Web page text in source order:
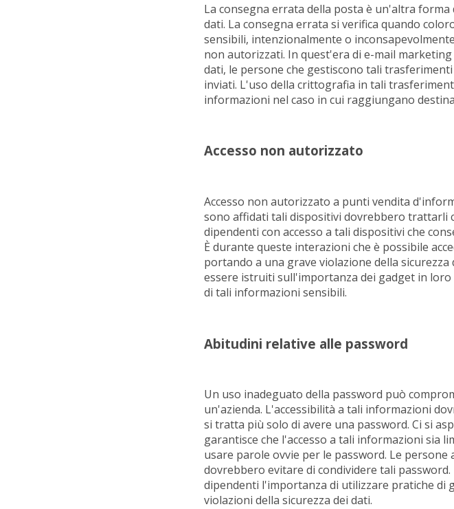
La consegna errata della posta è un'altra
dati. La consegna errata si verifica quando
sensibili, intenzionalmente o
non autorizzati. In quest'era di e-mail
dati, le persone che gestiscono tali
inviati. L'uso della crittografia in tali
informazioni nel caso in cui raggiungano
Accesso non autorizzato
Accesso non autorizzato a punti vendita
sono affidati tali dispositivi dovrebbero trattarli
dipendenti con accesso a tali dispositivi che
È durante queste interazioni che è possibile
portando a una grave violazione della
essere istruiti sull'importanza dei gadget in
di tali informazioni sensibili.
Abitudini relative alle password
Un uso inadeguato della password può
un'azienda. L'accessibilità a tali informazioni
si tratta più solo di avere una password. Ci si
garantisce che l'accesso a tali informazioni sia
usare parole ovvie per le password. Le
dovrebbero evitare di condividere tali
dipendenti l'importanza di utilizzare pratiche di
violazioni della sicurezza dei dati.